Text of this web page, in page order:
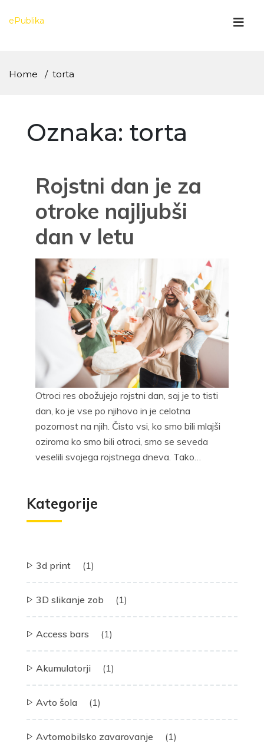
ePublika
Home torta
Oznaka: torta
Rojstni dan je za
otroke najljubši
dan v letu
Otroci res obožujejo rojstni dan, saj je to tisti
dan, ko je vse po njihovo in je celotna
pozornost na njih. Čisto vsi, ko smo bili mlajši
oziroma ko smo bili otroci, smo se seveda
veselili svojega rojstnega dneva. Tako…
Kategorije
3d print (1)
3D slikanje zob (1)
Access bars (1)
Akumulatorji (1)
Avto šola (1)
Avtomobilsko zavarovanje (1)